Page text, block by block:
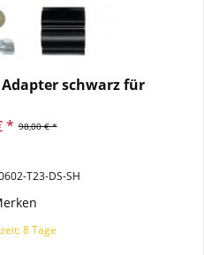
Adapter schwarz für
98,00 € *
*
T23-DS-SH
8 Tage